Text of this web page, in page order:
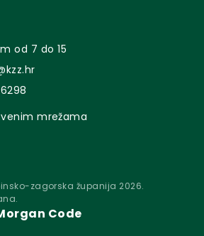
od 7 do 15
mrežama
zagorska županija 2026.
Code